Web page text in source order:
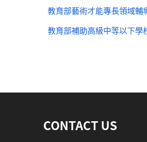
教育部藝術才能專長領域輔
教育部補助高級中等以下學
CONTACT US